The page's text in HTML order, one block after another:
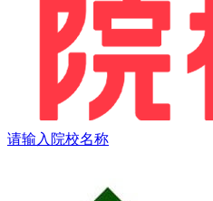
请输入院校名称